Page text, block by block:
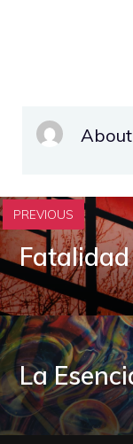
PREVIOUS
Fatalidad
La